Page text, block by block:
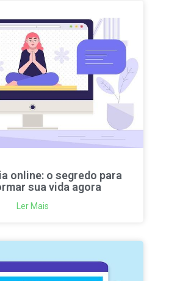
online: o segredo para
sua vida agora
Ler Mais